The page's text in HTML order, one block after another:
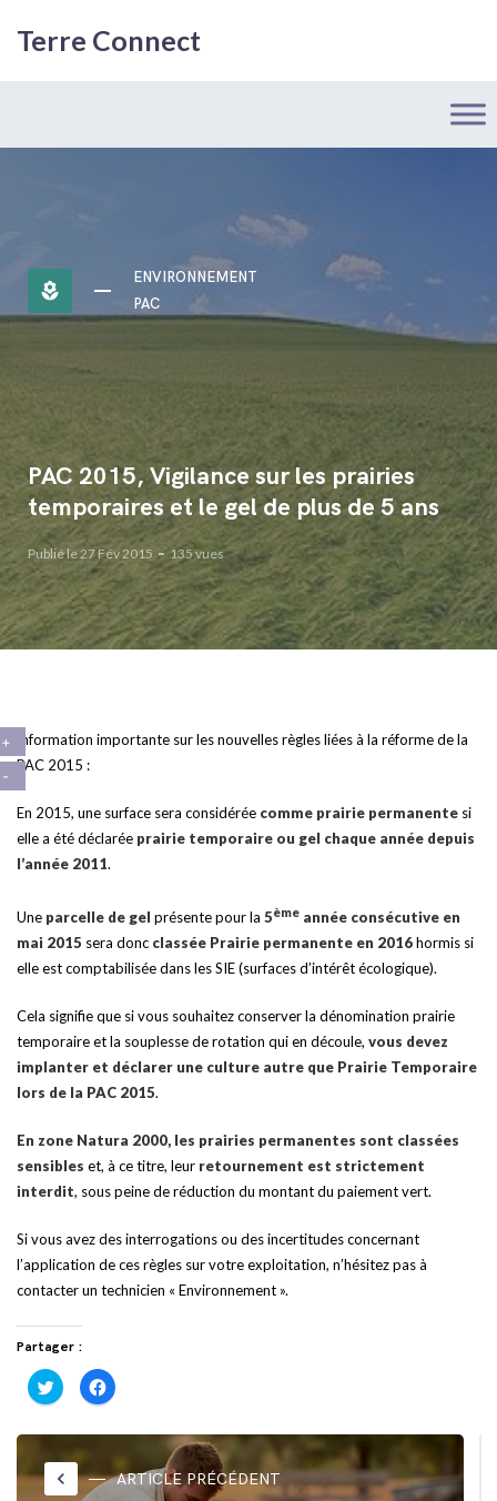
Terre Connect
local_florist
ENVIRONNEMENT
PAC
PAC 2015, Vigilance sur les prairies
temporaires et le gel de plus de 5 ans
Publié le 27 Fév 2015 135 vues
Information importante sur les nouvelles règles liées à la réforme de la
PAC 2015 :
En 2015, une surface sera considérée comme prairie permanente si
elle a été déclarée prairie temporaire ou gel chaque année depuis
l’année 2011.
Une parcelle de gel présente pour la 5ème année consécutive en
mai 2015 sera donc classée Prairie permanente en 2016hormis si
elle est comptabilisée dans les SIE (surfaces d’intérêt écologique).
Cela signifie que si vous souhaitez conserver la dénomination prairie
temporaire et la souplesse de rotation qui en découle, vous devez
implanter et déclarer une culture autre que Prairie Temporaire
lors de la PAC 2015.
En zone Natura 2000, les prairies permanentes sont classées
sensibles et, à ce titre, leur retournement est strictement
interdit, sous peine de réduction du montant du paiement vert.
Si vous avez des interrogations ou des incertitudes concernant
l’application de ces règles sur votre exploitation, n’hésitez pas à
contacter un technicien « Environnement ».
Partager :
Cliquez
pour
partager
Twitter(ouvre
dans
une
nouvelle
fenêtre)
Cliquez
pour
partager
Facebook(ouvre
nouvelle
fenêtre)
keyboard_arrow_left ARTICLE PRÉCÉDENT